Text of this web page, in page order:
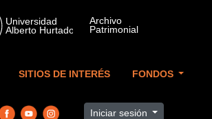
SITIOS DE INTERÉS FONDOS
Iniciar sesión